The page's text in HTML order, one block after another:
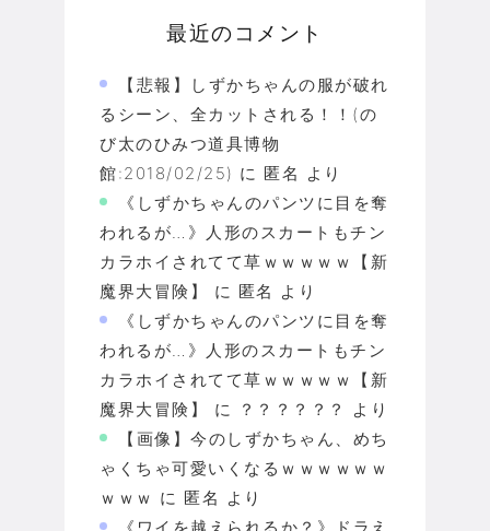
最近のコメント
【悲報】しずかちゃんの服が破れ
るシーン、全カットされる！！(の
び太のひみつ道具博物
館:2018/02/25) に 匿名 より
《しずかちゃんのパンツに目を奪
われるが…》人形のスカートもチン
カラホイされてて草ｗｗｗｗｗ【新
魔界大冒険】
に 匿名 より
《しずかちゃんのパンツに目を奪
われるが…》人形のスカートもチン
カラホイされてて草ｗｗｗｗｗ【新
魔界大冒険】
に ？？？？？？
より
【画像】今のしずかちゃん、めち
ゃくちゃ可愛いくなるｗｗｗｗｗｗ
ｗｗｗ に 匿名 より
《ワイを越えられるか？》ドラえ